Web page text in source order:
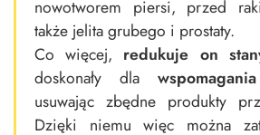
nowotworem piersi, przed
także jelita grubego i prostaty.
Co więcej, redukuje on
doskonały dla
usuwając zbędne produkty
Dzięki niemu więc można